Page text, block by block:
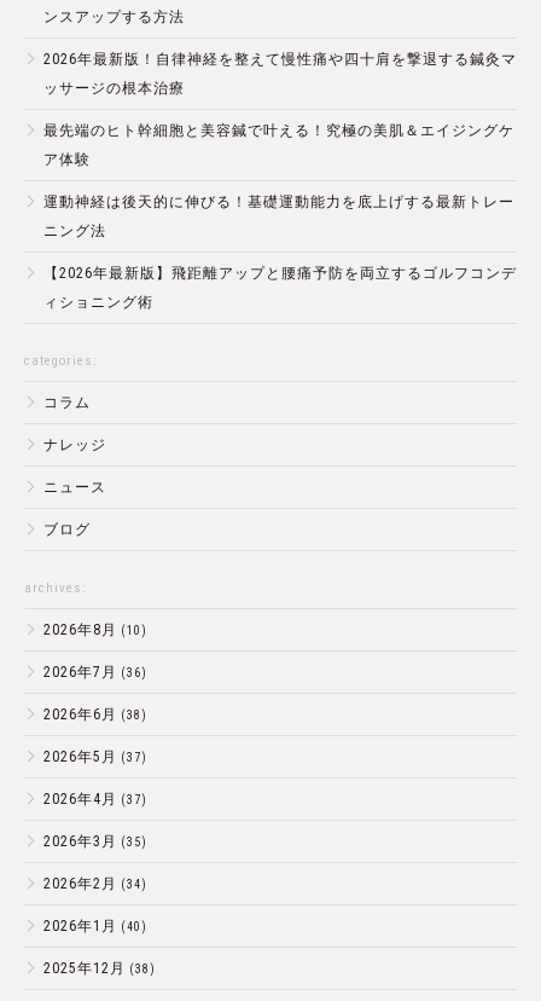
ンスアップする方法
2026年最新版！自律神経を整えて慢性痛や四十肩を撃退する鍼灸マ
ッサージの根本治療
最先端のヒト幹細胞と美容鍼で叶える！究極の美肌＆エイジングケ
ア体験
運動神経は後天的に伸びる！基礎運動能力を底上げする最新トレー
ニング法
【2026年最新版】飛距離アップと腰痛予防を両立するゴルフコンデ
ィショニング術
categories:
コラム
ナレッジ
ニュース
ブログ
archives:
2026年8月 (10)
2026年7月 (36)
2026年6月 (38)
2026年5月 (37)
2026年4月 (37)
2026年3月 (35)
2026年2月 (34)
2026年1月 (40)
2025年12月 (38)